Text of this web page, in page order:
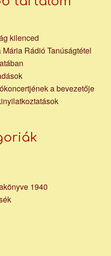
kilenced
Rádió Tanúságtétel
a bevezetője
1940